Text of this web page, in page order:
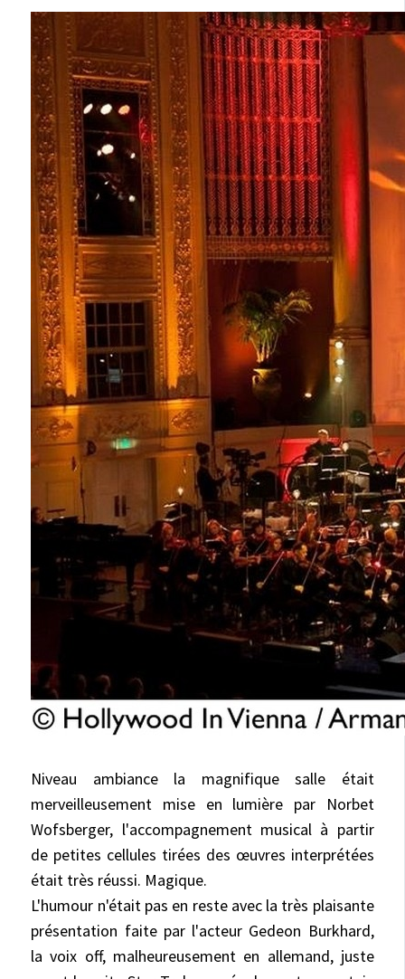
Niveau ambiance la magnifique salle était
merveilleusement mise en lumière par Norbet
Wofsberger, l'accompagnement musical à partir
de petites cellules tirées des œuvres interprétées
était très réussi. Magique.
L'humour n'était pas en reste avec la très plaisante
présentation faite par l'acteur Gedeon Burkhard,
la voix off, malheureusement en allemand, juste